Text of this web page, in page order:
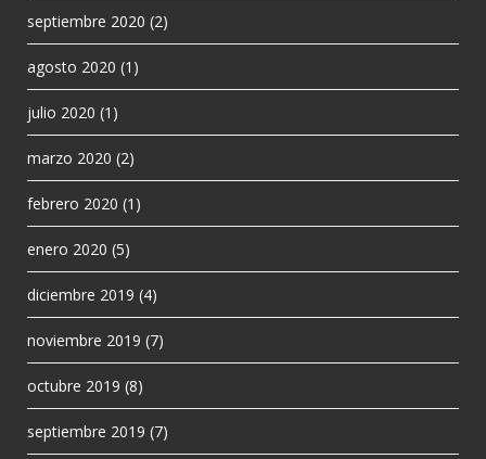
septiembre 2020 (2)
agosto 2020 (1)
julio 2020 (1)
marzo 2020 (2)
febrero 2020 (1)
enero 2020 (5)
diciembre 2019 (4)
noviembre 2019 (7)
octubre 2019 (8)
septiembre 2019 (7)